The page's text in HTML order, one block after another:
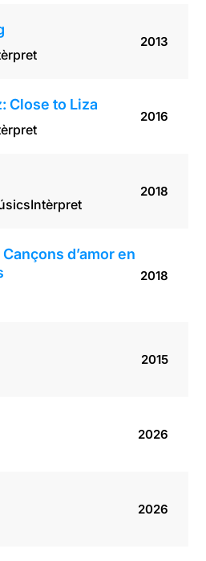
2013
Close to Liza
2016
Intèrpret
2018
d’amor en
2018
2015
2026
2026